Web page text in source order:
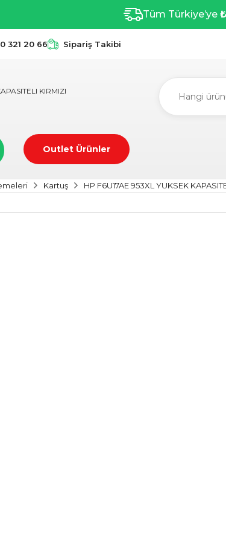
Tüm Türkiye’ye
321 20 66 Sipariş Takibi
Outlet Ürünler
Kartuş HP F6U17AE 953XL YUKSEK